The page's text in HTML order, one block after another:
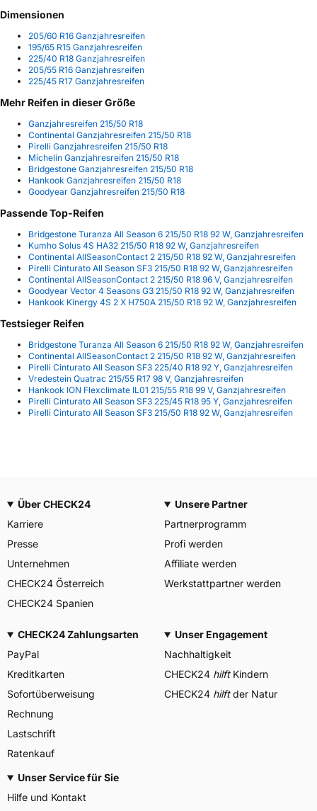
Dimensionen
205/60 R16 Ganzjahresreifen
195/65 R15 Ganzjahresreifen
225/40 R18 Ganzjahresreifen
205/55 R16 Ganzjahresreifen
225/45 R17 Ganzjahresreifen
Mehr Reifen in dieser Größe
Ganzjahresreifen 215/50 R18
Continental Ganzjahresreifen 215/50 R18
Pirelli Ganzjahresreifen 215/50 R18
Michelin Ganzjahresreifen 215/50 R18
Bridgestone Ganzjahresreifen 215/50 R18
Hankook Ganzjahresreifen 215/50 R18
Goodyear Ganzjahresreifen 215/50 R18
Passende Top-Reifen
Bridgestone Turanza All Season 6 215/50 R18 92 W, Ganzjahresreifen
Kumho Solus 4S HA32 215/50 R18 92 W, Ganzjahresreifen
Continental AllSeasonContact 2 215/50 R18 92 W, Ganzjahresreifen
Pirelli Cinturato All Season SF3 215/50 R18 92 W, Ganzjahresreifen
Continental AllSeasonContact 2 215/50 R18 96 V, Ganzjahresreifen
Goodyear Vector 4 Seasons G3 215/50 R18 92 W, Ganzjahresreifen
Hankook Kinergy 4S 2 X H750A 215/50 R18 92 W, Ganzjahresreifen
Testsieger Reifen
Bridgestone Turanza All Season 6 215/50 R18 92 W, Ganzjahresreifen
Continental AllSeasonContact 2 215/50 R18 92 W, Ganzjahresreifen
Pirelli Cinturato All Season SF3 225/40 R18 92 Y, Ganzjahresreifen
Vredestein Quatrac 215/55 R17 98 V, Ganzjahresreifen
Hankook ION Flexclimate IL01 215/55 R18 99 V, Ganzjahresreifen
Pirelli Cinturato All Season SF3 225/45 R18 95 Y, Ganzjahresreifen
Pirelli Cinturato All Season SF3 215/50 R18 92 W, Ganzjahresreifen
Über CHECK24
Karriere
Presse
Unternehmen
CHECK24 Österreich
CHECK24 Spanien
Unsere Partner
Partnerprogramm
Profi werden
Affiliate werden
Werkstattpartner werden
CHECK24 Zahlungsarten
PayPal
Kreditkarten
Sofortüberweisung
Rechnung
Lastschrift
Ratenkauf
Unser Engagement
Nachhaltigkeit
CHECK24 hilftKindern
CHECK24 hilftder Natur
Unser Service für Sie
Hilfe und Kontakt